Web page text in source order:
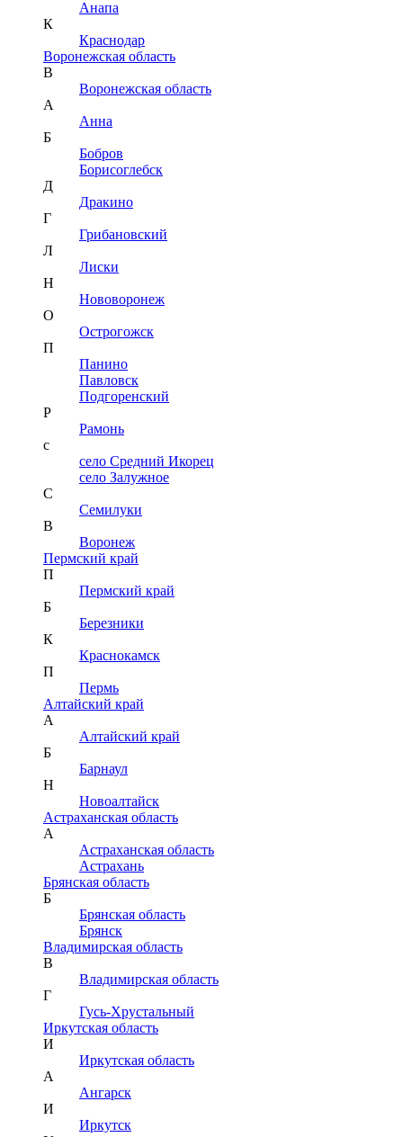
Анапа
К
Краснодар
Воронежская область
В
Воронежская область
А
Анна
Б
Бобров
Борисоглебск
Д
Дракино
Г
Грибановский
Л
Лиски
Н
Нововоронеж
О
Острогожск
П
Панино
Павловск
Подгоренский
Р
Рамонь
с
село Средний Икорец
село Залужное
С
Семилуки
В
Воронеж
Пермский край
П
Пермский край
Б
Березники
К
Краснокамск
П
Пермь
Алтайский край
А
Алтайский край
Б
Барнаул
Н
Новоалтайск
Астраханская область
А
Астраханская область
Астрахань
Брянская область
Б
Брянская область
Брянск
Владимирская область
В
Владимирская область
Г
Гусь-Хрустальный
Иркутская область
И
Иркутская область
А
Ангарск
И
Иркутск